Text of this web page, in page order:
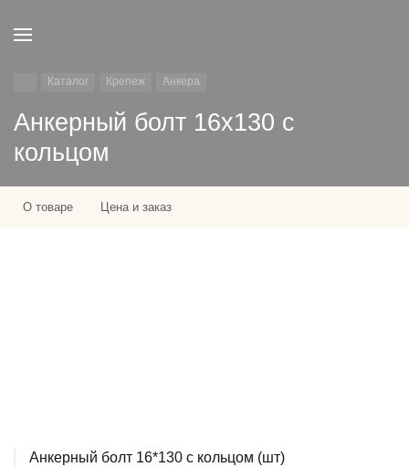
Каталог Крепеж Анкера
Анкерный болт 16х130 с
кольцом
О товаре Цена и заказ
Анкерный болт 16*130 с кольцом (шт)